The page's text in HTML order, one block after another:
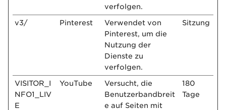
verfolgen.
v3/ Pinterest
Verwendet von
Pinterest, um die
Nutzung der
Dienste zu
verfolgen.
Sitzung
VISITOR_I
NFO1_LIV
E
YouTube
Versucht, die
Benutzerbandbreit
e auf Seiten mit
180
Tage